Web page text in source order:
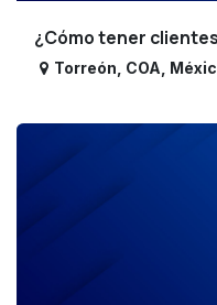
¿Cómo tener
Torreón COA